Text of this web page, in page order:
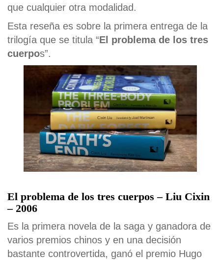
que cualquier otra modalidad.
Esta reseña es sobre la primera entrega de la
trilogía que se titula “El problema de los tres
cuerpos”.
El problema de los tres cuerpos – Liu Cixin
– 2006
Es la primera novela de la saga y ganadora de
varios premios chinos y en una decisión
bastante controvertida, ganó el premio Hugo